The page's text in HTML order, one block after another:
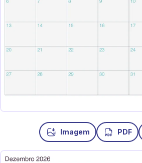
Imagem PDF